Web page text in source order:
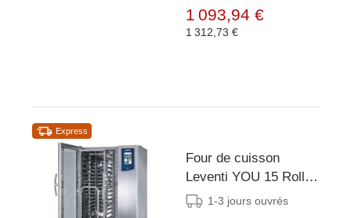
1 093,94 €
1 312,73 €
Express
Four de cuisson
Leventi YOU 15 Roll-
in - 15x ET 40x60 -
1-3 jours ouvrés